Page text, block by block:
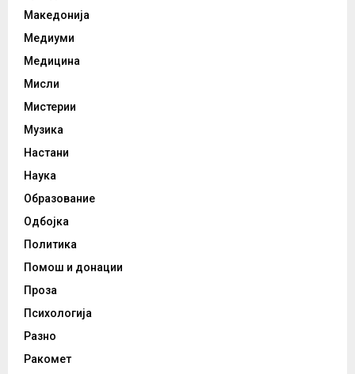
Македонија
Медиуми
Медицина
Мисли
Мистерии
Музика
Настани
Наука
Образование
Одбојка
Политика
Помош и донации
Проза
Психологија
Разно
Ракомет